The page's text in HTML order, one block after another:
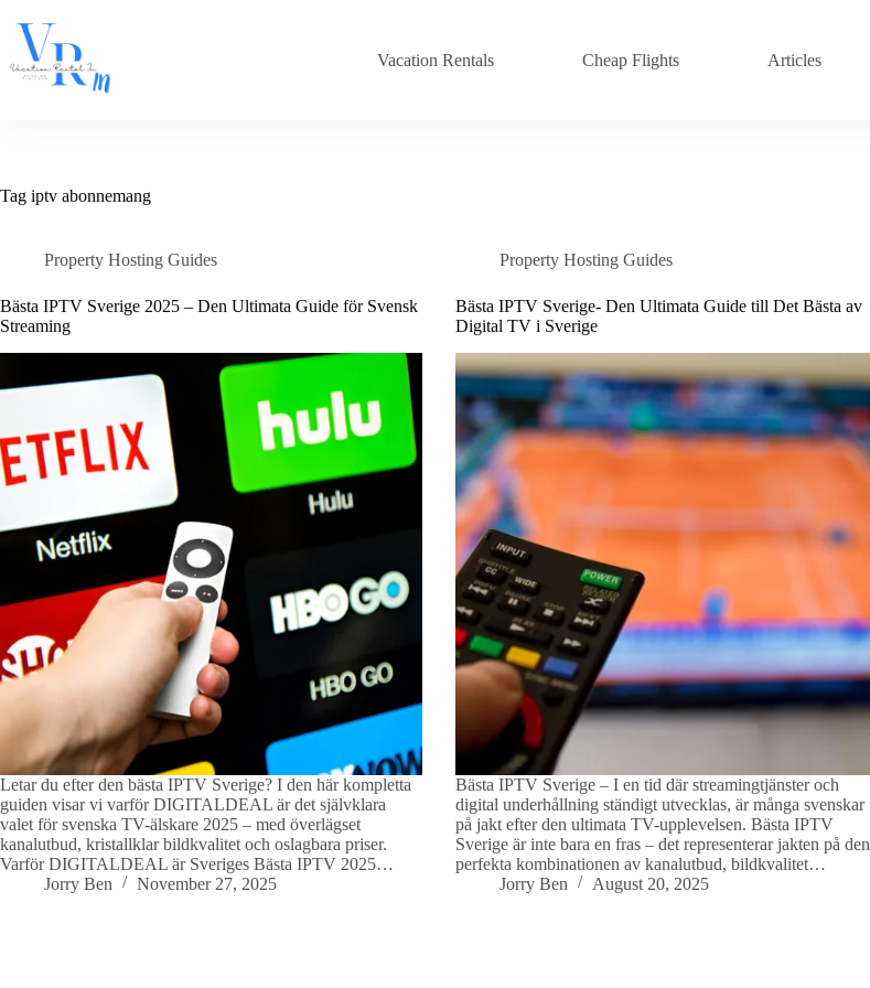
content
Vacation Rentals Cheap Flights Articles
Tag iptv abonnemang
Property Hosting Guides
Bästa IPTV Sverige 2025 – Den Ultimata Guide för Svensk
Streaming
Letar du efter den bästa IPTV Sverige? I den här kompletta
guiden visar vi varför DIGITALDEAL är det självklara
valet för svenska TV-älskare 2025 – med överlägset
kanalutbud, kristallklar bildkvalitet och oslagbara priser.
Varför DIGITALDEAL är Sveriges Bästa IPTV 2025…
Jorry Ben
November 27, 2025
Property Hosting Guides
Bästa IPTV Sverige- Den Ultimata Guide till Det Bästa av
Digital TV i Sverige
Bästa IPTV Sverige – I en tid där streamingtjänster och
digital underhållning ständigt utvecklas, är många svenskar
på jakt efter den ultimata TV-upplevelsen. Bästa IPTV
Sverige är inte bara en fras – det representerar jakten på den
perfekta kombinationen av kanalutbud, bildkvalitet…
Jorry Ben
August 20, 2025